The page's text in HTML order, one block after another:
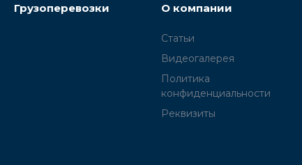
Грузоперевозки О компании
Статьи
Видеогалерея
Политика
конфиденциальности
Реквизиты